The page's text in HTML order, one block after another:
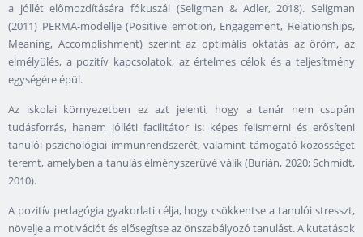
a jóllét előmozdítására fókuszál (Seligman & Adler, 2018). Seligman
(2011) PERMA-modellje (Positive emotion, Engagement, Relationships,
Meaning, Accomplishment) szerint az optimális oktatás az öröm, az
elmélyülés, a pozitív kapcsolatok, az értelmes célok és a teljesítmény
egységére épül.
Az iskolai környezetben ez azt jelenti, hogy a tanár nem csupán
tudásforrás, hanem jólléti facilitátor is: képes felismerni és erősíteni
tanulói pszichológiai immunrendszerét, valamint támogató közösséget
teremt, amelyben a tanulás élményszerűvé válik (Burián, 2020; Schmidt,
2010).
A pozitív pedagógia gyakorlati célja, hogy csökkentse a tanulói stresszt,
növelje a motivációt és elősegítse az önszabályozó tanulást. A kutatások